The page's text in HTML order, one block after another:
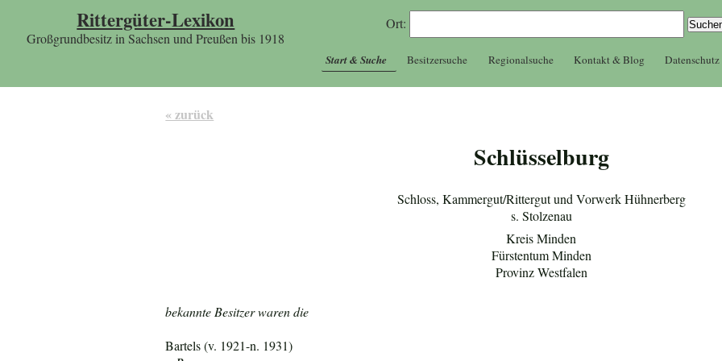
Rittergüter-Lexikon
Großgrundbesitz in Sachsen und Preußen bis 1918
Ort:
Start & Suche Besitzersuche Regionalsuche Kontakt & Blog Datenschutz
« zurück
Schlüsselburg
Schloss, Kammergut/Rittergut und Vorwerk Hühnerberg
s. Stolzenau
Kreis Minden
Fürstentum Minden
Provinz Westfalen
bekannte Besitzer waren die
Bartels (v. 1921-n. 1931)